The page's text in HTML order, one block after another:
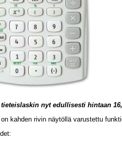
tieteislaskin nyt edullisesti hintaan
on kahden rivin näytöllä varustettu